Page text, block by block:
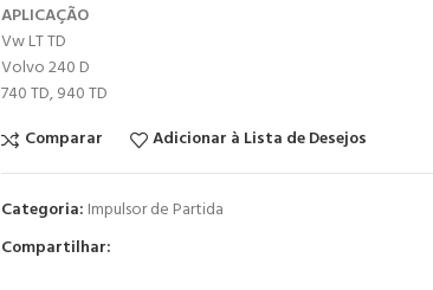
APLICAÇÃO
Vw LT TD
Volvo 240 D
740 TD, 940 TD
Comparar
Adicionar à Lista de Desejos
Categoria: Impulsor de Partida
Compartilhar: